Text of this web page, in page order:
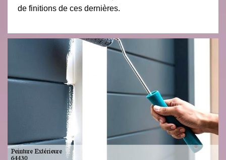
de finitions de ces dernières.